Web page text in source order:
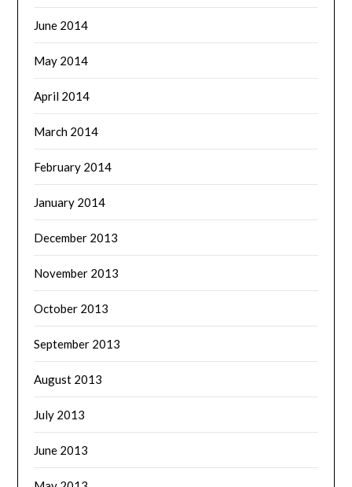
June 2014
May 2014
April 2014
March 2014
February 2014
January 2014
December 2013
November 2013
October 2013
September 2013
August 2013
July 2013
June 2013